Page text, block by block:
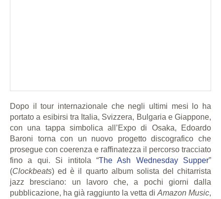
Dopo il tour internazionale che negli ultimi mesi lo ha
portato a esibirsi tra Italia, Svizzera, Bulgaria e Giappone,
con una tappa simbolica all’Expo di Osaka, Edoardo
Baroni torna con un nuovo progetto discografico che
prosegue con coerenza e raffinatezza il percorso tracciato
fino a qui. Si intitola “The Ash Wednesday Supper”
(Clockbeats) ed è il quarto album solista del chitarrista
jazz bresciano: un lavoro che, a pochi giorni dalla
pubblicazione, ha già raggiunto la vetta di Amazon Music,